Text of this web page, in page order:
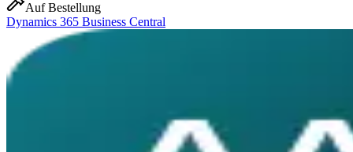
Auf Bestellung
Dynamics 365 Business Central